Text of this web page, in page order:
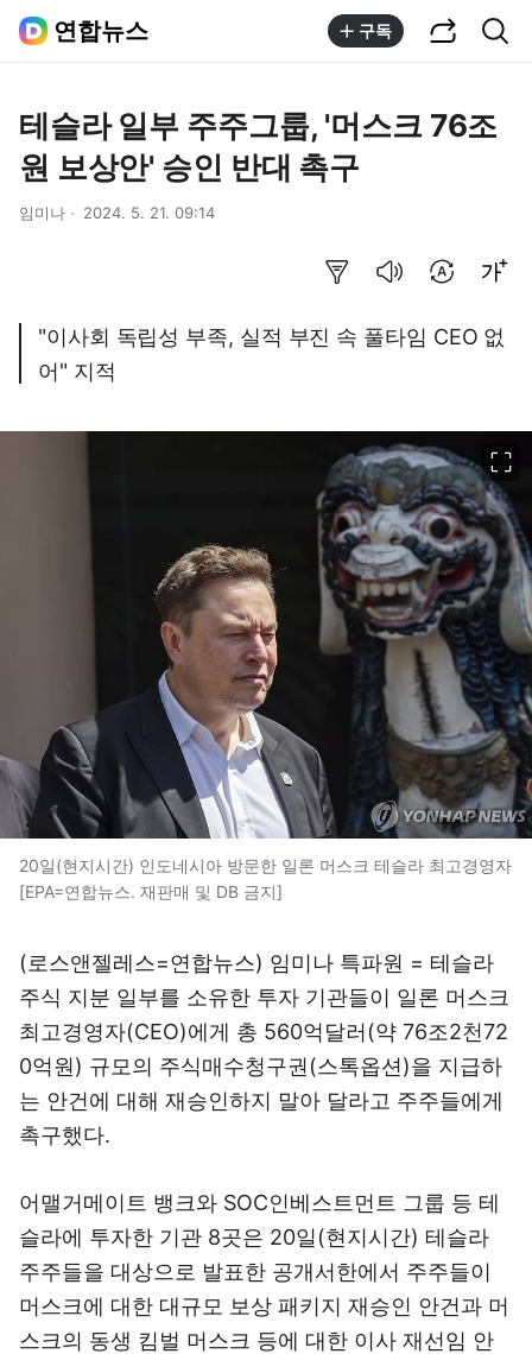
연합뉴스 구독
테슬라 일부 주주그룹, '머스크 76조
원 보상안' 승인 반대 촉구
임미나 2024. 5. 21. 09:14
"이사회 독립성 부족, 실적 부진 속 풀타임 CEO 없
어" 지적
20일(현지시간) 인도네시아 방문한 일론 머스크 테슬라 최고경영자
[EPA=연합뉴스. 재판매 및 DB 금지]
(로스앤젤레스=연합뉴스) 임미나 특파원 = 테슬라
주식 지분 일부를 소유한 투자 기관들이 일론 머스크
최고경영자(CEO)에게 총 560억달러(약 76조2천72
0억원) 규모의 주식매수청구권(스톡옵션)을 지급하
는 안건에 대해 재승인하지 말아 달라고 주주들에게
촉구했다.
어맬거메이트 뱅크와 SOC인베스트먼트 그룹 등 테
슬라에 투자한 기관 8곳은 20일(현지시간) 테슬라
주주들을 대상으로 발표한 공개서한에서 주주들이
머스크에 대한 대규모 보상 패키지 재승인 안건과 머
스크의 동생 킴벌 머스크 등에 대한 이사 재선임 안